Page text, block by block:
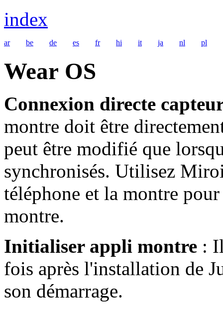
index
ar be de es fr hi it ja nl pl
Wear OS
Connexion directe
montre doit être
peut être modifié que
synchronisés. Utilisez
téléphone et la montre
montre.
Initialiser appli montre :
fois après l'installation de
son démarrage.